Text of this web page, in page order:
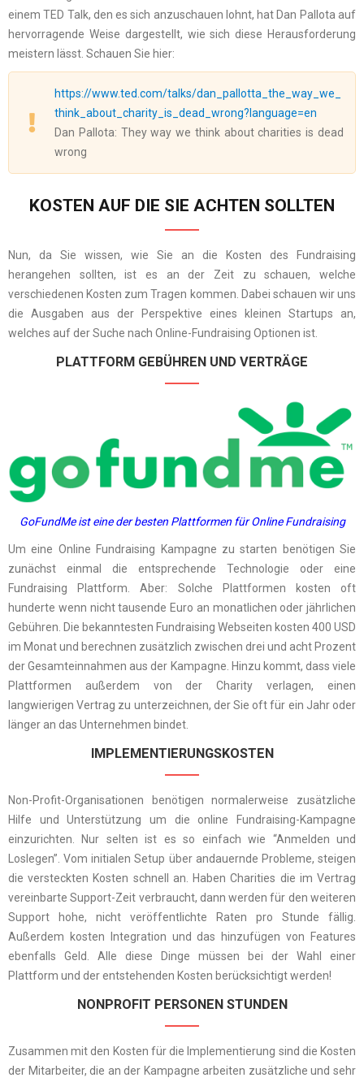
einem TED Talk, den es sich anzuschauen lohnt, hat Dan Pallota auf
hervorragende Weise dargestellt, wie sich diese Herausforderung
meistern lässt. Schauen Sie hier:
https://www.ted.com/talks/dan_pallotta_the_way_we_
think_about_charity_is_dead_wrong?language=en
Dan Pallota: They way we think about charities is dead
wrong
KOSTEN AUF DIE SIE ACHTEN SOLLTEN
Nun, da Sie wissen, wie Sie an die Kosten des Fundraising
herangehen sollten, ist es an der Zeit zu schauen, welche
verschiedenen Kosten zum Tragen kommen. Dabei schauen wir uns
die Ausgaben aus der Perspektive eines kleinen Startups an,
welches auf der Suche nach Online-Fundraising Optionen ist.
PLATTFORM GEBÜHREN UND VERTRÄGE
GoFundMeist eine der besten Plattformen für Online Fundraising
Um eine Online Fundraising Kampagne zu starten benötigen Sie
zunächst einmal die entsprechende Technologie oder eine
Fundraising Plattform. Aber: Solche Plattformen kosten oft
hunderte wenn nicht tausende Euro an monatlichen oder jährlichen
Gebühren. Die bekanntesten Fundraising Webseiten kosten 400 USD
im Monat und berechnen zusätzlich zwischen drei und acht Prozent
der Gesamteinnahmen aus der Kampagne. Hinzu kommt, dass viele
Plattformen außerdem von der Charity verlagen, einen
langwierigen Vertrag zu unterzeichnen, der Sie oft für ein Jahr oder
länger an das Unternehmen bindet.
IMPLEMENTIERUNGSKOSTEN
Non-Profit-Organisationen benötigen normalerweise zusätzliche
Hilfe und Unterstützung um die online Fundraising-Kampagne
einzurichten. Nur selten ist es so einfach wie “Anmelden und
Loslegen”. Vom initialen Setup über andauernde Probleme, steigen
die versteckten Kosten schnell an. Haben Charities die im Vertrag
vereinbarte Support-Zeit verbraucht, dann werden für den weiteren
Support hohe, nicht veröffentlichte Raten pro Stunde fällig.
Außerdem kosten Integration und das hinzufügen von Features
ebenfalls Geld. Alle diese Dinge müssen bei der Wahl einer
Plattform und der entstehenden Kosten berücksichtigt werden!
NONPROFIT PERSONEN STUNDEN
Zusammen mit den Kosten für die Implementierung sind die Kosten
der Mitarbeiter, die an der Kampagne arbeiten zusätzliche und sehr